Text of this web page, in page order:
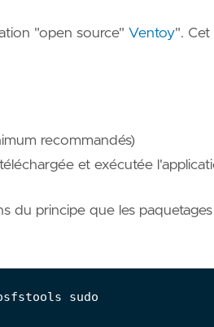
"open source" Ventoy". Cet
recommandés)
et exécutée
du principe que les